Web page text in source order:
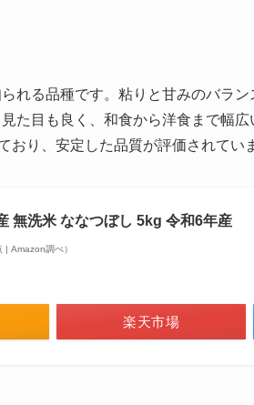
れる品種です。粘りと甘みのバラ
た目も良く、和食から洋食まで幅
り、安定した品質が評価されてい
無洗米 ななつぼし 5kg 令和6年産
| Amazon調べ）
楽天市場